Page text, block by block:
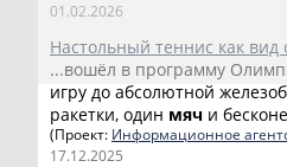
01.02.2026
Настольный теннис как вид
...вошёл в программу
игру до абсолютной
ракетки, один мяч и
(Проект: Информационное
17.12.2025